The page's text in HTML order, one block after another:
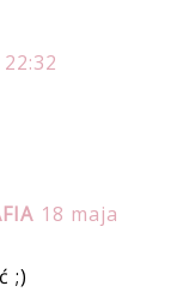
18 maja
;)